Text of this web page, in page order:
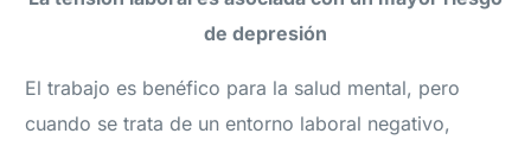
de depresión
El trabajo es benéfico para la salud mental, pero
cuando se trata de un entorno laboral negativo,